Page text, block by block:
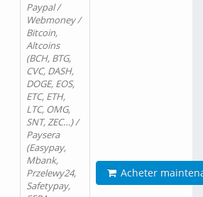
Paypal /
Webmoney /
Bitcoin,
Altcoins
(BCH, BTG,
CVC, DASH,
DOGE, EOS,
ETC, ETH,
LTC, OMG,
SNT, ZEC…) /
Paysera
(Easypay,
Mbank,
Przelewy24,
Safetypay,
Acheter